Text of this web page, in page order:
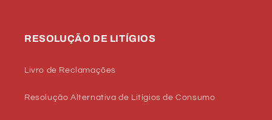
RESOLUÇÃO DE LITÍGIOS
Livro de Reclamações
Resolução Alternativa de Litígios de Consumo